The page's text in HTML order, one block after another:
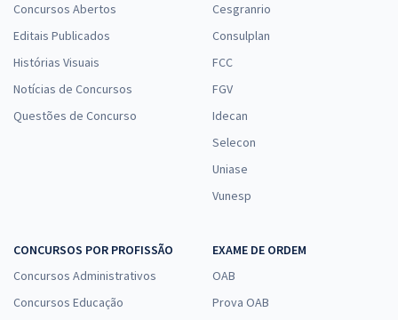
Concursos Abertos
Editais Publicados
Histórias Visuais
Notícias de Concursos
Questões de Concurso
Cesgranrio
Consulplan
FCC
FGV
Idecan
Selecon
Uniase
Vunesp
CONCURSOS POR PROFISSÃO
Concursos Administrativos
Concursos Educação
EXAME DE ORDEM
OAB
Prova OAB